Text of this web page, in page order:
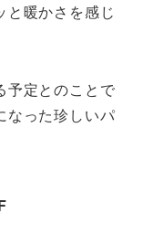
と暖かさを感じ
予定とのことで
なった珍しいパ